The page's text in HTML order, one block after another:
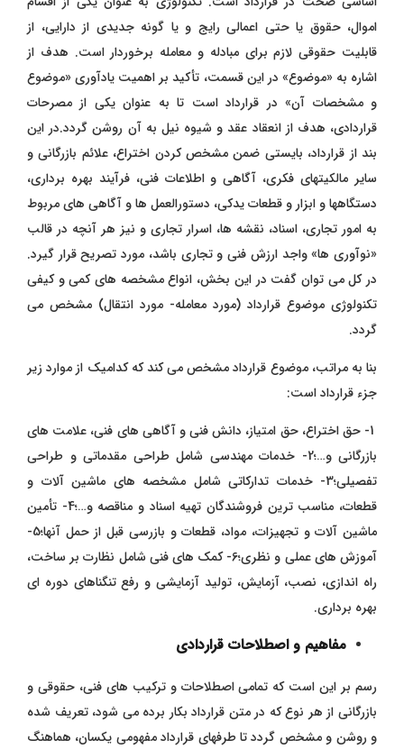
اموال، حقوق یا حتی اعمالی رایج و یا گونه جدیدی از دارایی، از
قابلیت حقوقی لازم برای مبادله و معامله برخوردار است. هدف از
اشاره به «موضوع» در این قسمت، تأکید بر اهمیت یادآوری «موضوع
و مشخصات آن» در قرارداد است تا به عنوان یکی از مصرحات
قراردادی، هدف از انعقاد عقد و شیوه نیل به آن روشن گردد.در این
بند از قرارداد، بایستی ضمن مشخص کردن اختراع، علائم بازرگانی و
سایر مالکیتهای فکری، آگاهی و اطلاعات فنی، فرآیند بهره برداری،
دستگاهها و ابزار و قطعات یدکی، دستورالعمل ها و آگاهی های مربوط
به امور تجاری، اسناد، نقشه ها، اسرار تجاری و نیز هر آنچه در قالب
«نوآوری ها» واجد ارزش فنی و تجاری باشد، مورد تصریح قرار گیرد.
در کل می توان گفت در این بخش، انواع مشخصه های کمی و کیفی
تکنولوژی موضوع قرارداد (مورد معامله- مورد انتقال) مشخص می
گردد.
بنا به مراتب، موضوع قرارداد مشخص می کند که کدامیک از موارد زیر
جزء قرارداد است:
1- حق اختراع، حق امتیاز، دانش فنی و آگاهی های فنی، علامت های
بازرگانی و…؛2- خدمات مهندسی شامل طراحی مقدماتی و طراحی
تفصیلی؛3- خدمات تدارکاتی شامل مشخصه های ماشین آلات و
قطعات، مناسب ترین فروشندگان تهیه اسناد و مناقصه و…؛4- تأمین
ماشین آلات و تجهیزات، مواد، قطعات و بازرسی قبل از حمل آنها؛5-
آموزش های عملی و نظری؛6- کمک های فنی شامل نظارت بر ساخت،
راه اندازی، نصب، آزمایش، تولید آزمایشی و رفع تنگناهای دوره ای
بهره برداری.
مفاهیم و اصطلاحات قراردادی
رسم بر این است که تمامی اصطلاحات و ترکیب های فنی، حقوقی و
بازرگانی از هر نوع که در متن قرارداد بکار برده می شود، تعریف شده
و روشن و مشخص گردد تا طرفهای قرارداد مفهومی یکسان، هماهنگ